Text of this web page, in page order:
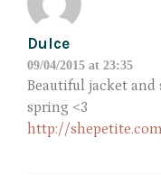
Dulce
09/04/2015 at 23:35
Beautiful jacket and
spring <3
http://